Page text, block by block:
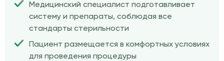
Медицинский специалист подготавливает
систему и препараты, соблюдая все
стандарты стерильности
Пациент размещается в комфортных условиях
для проведения процедуры